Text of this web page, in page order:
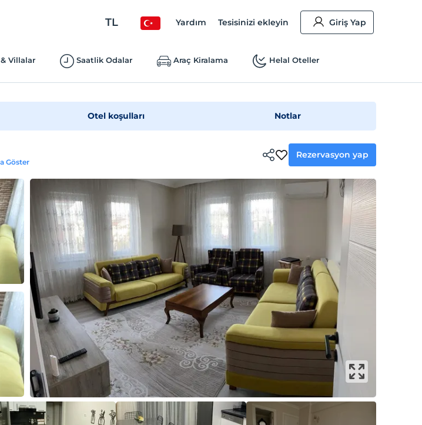
TL Yardım Tesisinizi ekleyin Giriş Yap
Villalar Saatlik Odalar Araç Kiralama Helal Oteller
Otel koşulları Notlar
Göster
Rezervasyon yap